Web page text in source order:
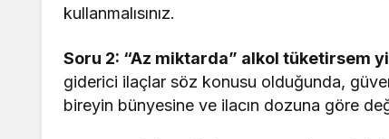
kullanmalısınız.
Soru 2: “Az miktarda” alkol tüketirsem
giderici ilaçlar söz konusu olduğunda,
bireyin bünyesine ve ilacın dozuna göre